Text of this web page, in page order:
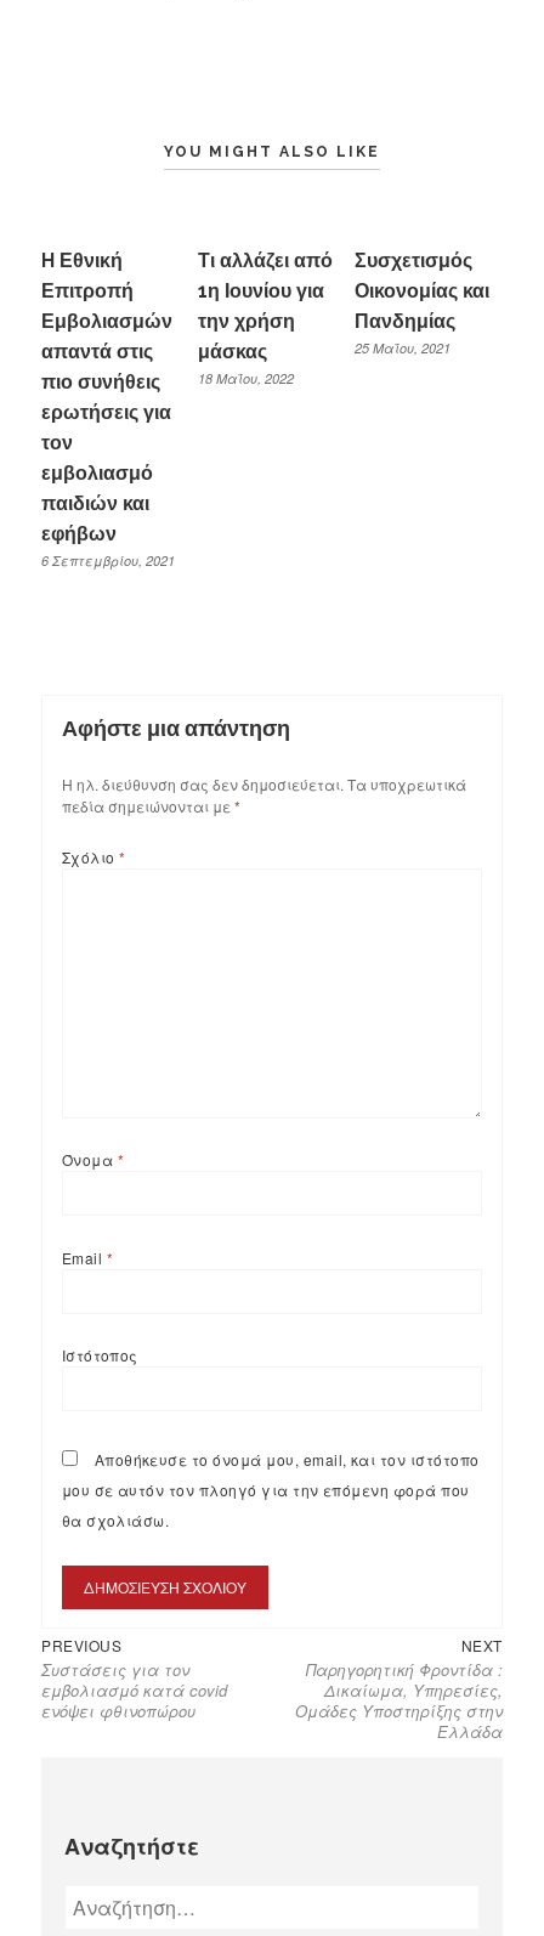
YOU MIGHT ALSO LIKE
H Εθνική
Επιτροπή
Εμβολιασμών
απαντά στις
πιο συνήθεις
ερωτήσεις για
τον
εμβολιασμό
παιδιών και
εφήβων
6 Σεπτεμβρίου, 2021
Τι αλλάζει από
1η Ιουνίου για
την χρήση
μάσκας
18 Μαΐου, 2022
Συσχετισμός
Οικονομίας και
Πανδημίας
25 Μαΐου, 2021
Αφήστε μια απάντηση
Η ηλ. διεύθυνση σας δεν δημοσιεύεται. Τα υποχρεωτικά
πεδία σημειώνονται με *
Σχόλιο *
Όνομα *
Email *
Ιστότοπος
Αποθήκευσε το όνομά μου, email, και τον ιστότοπο
μου σε αυτόν τον πλοηγό για την επόμενη φορά που
θα σχολιάσω.
PREVIOUS
Συστάσεις για τον
εμβολιασμό κατά covid
ενόψει φθινοπώρου
NEXT
Παρηγορητική Φροντίδα :
Δικαίωμα, Υπηρεσίες,
Ομάδες Υποστηρίξης στην
Ελλάδα
Αναζητήστε